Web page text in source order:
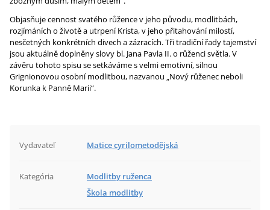
Objasňuje cennost svatého růžence v jeho původu, modlitbách,
rozjímáních o životě a utrpení Krista, v jeho přitahování milostí,
nesčetných konkrétních divech a zázracích. Tři tradiční řady tajemství
jsou aktuálně doplněny slovy bl. Jana Pavla II. o růženci světla. V
závěru tohoto spisu se setkáváme s velmi emotivní, silnou
Grignionovou osobní modlitbou, nazvanou „Nový růženec neboli
Korunka k Panně Marii“.
Vydavateľ Matice cyrilometodějská
Kategória
Modlitby ruženca
Škola modlitby